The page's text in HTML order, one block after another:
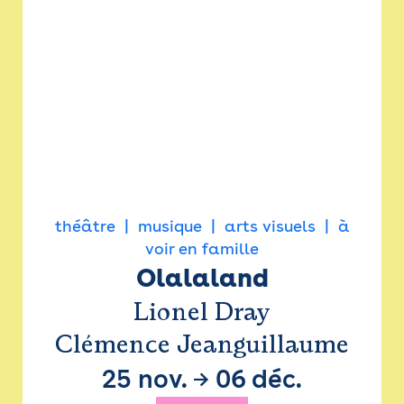
théâtre musique arts visuels
à
voir en famille
Olalaland
Lionel Dray
Clémence Jeanguillaume
25 nov. → 06 déc.